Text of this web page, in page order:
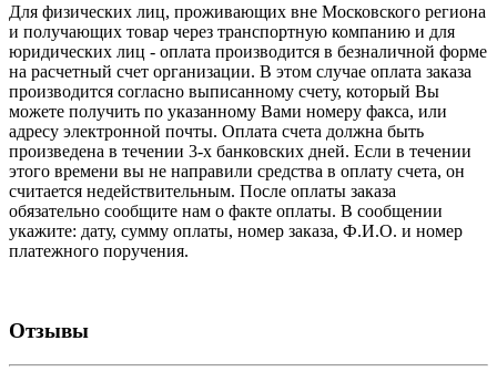
Для физических лиц, проживающих вне Московского региона
и получающих товар через транспортную компанию и для
юридических лиц - оплата производится в безналичной форме
на расчетный счет организации. В этом случае оплата заказа
производится согласно выписанному счету, который Вы
можете получить по указанному Вами номеру факса, или
адресу электронной почты. Оплата счета должна быть
произведена в течении 3-х банковских дней. Если в течении
этого времени вы не направили средства в оплату счета, он
считается недействительным. После оплаты заказа
обязательно сообщите нам о факте оплаты. В сообщении
укажите: дату, сумму оплаты, номер заказа, Ф.И.О. и номер
платежного поручения.
Отзывы